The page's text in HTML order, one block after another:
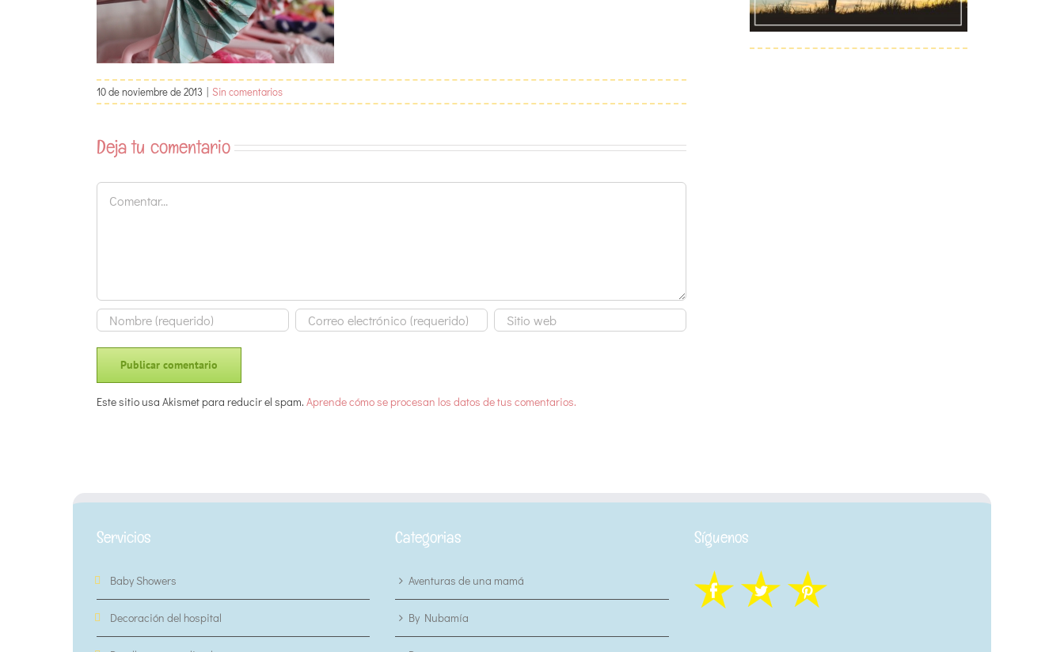
10 de noviembre de 2013 | Sin comentarios
Deja tu comentario
Comentar
Este sitio usa Akismet para reducir el spam. Aprende cómo se procesan los datos de tus comentarios.
Servicios
Baby Showers
Decoración del hospital
Categorias
Aventuras de una mamá
By Nubamía
Síguenos